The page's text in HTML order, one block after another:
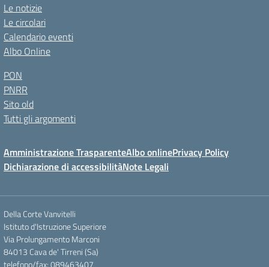
Le notizie
Le circolari
Calendario eventi
Albo Online
PON
PNRR
Sito old
Tutti gli argomenti
Amministrazione TrasparenteAlbo onlinePrivacy Policy
Dichiarazione di accessibilitàNote Legali
Della Corte Vanvitelli
Istituto d'Istruzione Superiore
Via Prolungamento Marconi
84013 Cava de' Tirreni (Sa)
telefono/fax: 089463407